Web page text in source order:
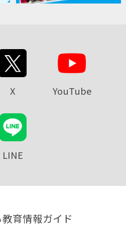
X YouTube
LINE
育情報ガイド